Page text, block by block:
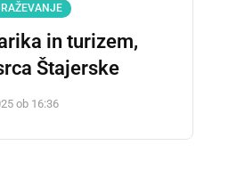
in turizem,
Štajerske
ob 16:36